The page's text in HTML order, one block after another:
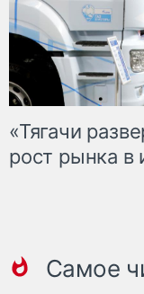
«Тягачи
рост рынка в
Самое